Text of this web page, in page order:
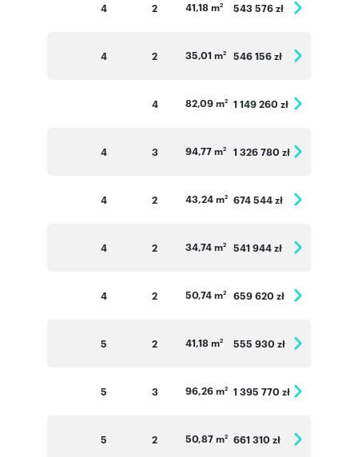
4 2 41,18 m2 543 576 zł
4 2 35,01 m2 546 156 zł
4 82,09 m2 1 149 260 zł
4 3 94,77 m2 1 326 780 zł
4 2 43,24 m2 674 544 zł
4 2 34,74 m2 541 944 zł
4 2 50,74 m2 659 620 zł
5 2 41,18 m2 555 930 zł
5 3 96,26 m2 1 395 770 zł
5 2 50,87 m2 661 310 zł